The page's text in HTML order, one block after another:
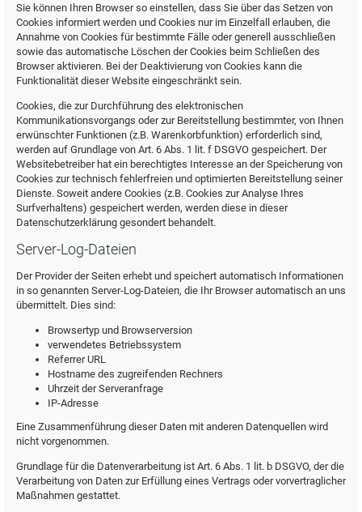
Sie können Ihren Browser so einstellen, dass Sie über das Setzen von
Cookies informiert werden und Cookies nur im Einzelfall erlauben, die
Annahme von Cookies für bestimmte Fälle oder generell ausschließen
sowie das automatische Löschen der Cookies beim Schließen des
Browser aktivieren. Bei der Deaktivierung von Cookies kann die
Funktionalität dieser Website eingeschränkt sein.
Cookies, die zur Durchführung des elektronischen
Kommunikationsvorgangs oder zur Bereitstellung bestimmter, von Ihnen
erwünschter Funktionen (z.B. Warenkorbfunktion) erforderlich sind,
werden auf Grundlage von Art. 6 Abs. 1 lit. f DSGVO gespeichert. Der
Websitebetreiber hat ein berechtigtes Interesse an der Speicherung von
Cookies zur technisch fehlerfreien und optimierten Bereitstellung seiner
Dienste. Soweit andere Cookies (z.B. Cookies zur Analyse Ihres
Surfverhaltens) gespeichert werden, werden diese in dieser
Datenschutzerklärung gesondert behandelt.
Server-Log-Dateien
Der Provider der Seiten erhebt und speichert automatisch Informationen
in so genannten Server-Log-Dateien, die Ihr Browser automatisch an uns
übermittelt. Dies sind:
Browsertyp und Browserversion
verwendetes Betriebssystem
Referrer URL
Hostname des zugreifenden Rechners
Uhrzeit der Serveranfrage
IP-Adresse
Eine Zusammenführung dieser Daten mit anderen Datenquellen wird
nicht vorgenommen.
Grundlage für die Datenverarbeitung ist Art. 6 Abs. 1 lit. b DSGVO, der die
Verarbeitung von Daten zur Erfüllung eines Vertrags oder vorvertraglicher
Maßnahmen gestattet.